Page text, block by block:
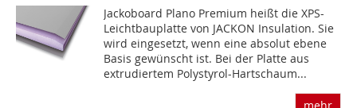
Jackoboard Plano Premium heißt die XPS-
Leichtbauplatte von JACKON Insulation. Sie
wird eingesetzt, wenn eine absolut ebene
Basis gewünscht ist. Bei der Platte aus
extrudiertem Polystyrol-Hartschaum...